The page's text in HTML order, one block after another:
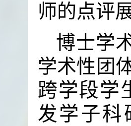
师的点评
博士学
学术性团
跨学段学
发学子科